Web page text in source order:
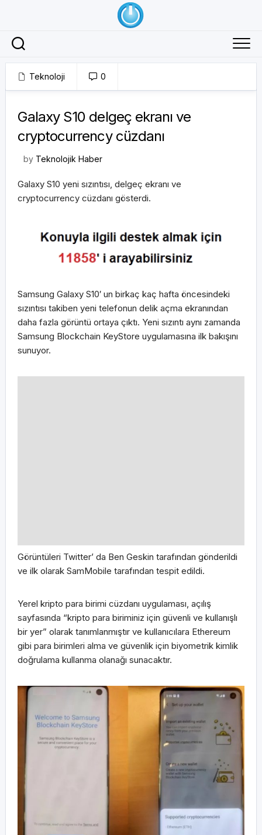
Teknoloji 0
Galaxy S10 delgeç ekranı ve
cryptocurrency cüzdanı
by Teknolojik Haber
Galaxy S10 yeni sızıntısı, delgeç ekranı ve
cryptocurrency cüzdanı gösterdi.
Samsung Galaxy S10′ un birkaç kaç hafta öncesindeki
sızıntısı takiben yeni telefonun delik açma ekranından
daha fazla görüntü ortaya çıktı. Yeni sızıntı aynı zamanda
Samsung Blockchain KeyStore uygulamasına ilk bakışını
sunuyor.
Görüntüleri Twitter’ da Ben Geskin tarafından gönderildi
ve ilk olarak SamMobile tarafından tespit edildi.
Yerel kripto para birimi cüzdanı uygulaması, açılış
sayfasında “kripto para biriminiz için güvenli ve kullanışlı
bir yer” olarak tanımlanmıştır ve kullanıcılara Ethereum
gibi para birimleri alma ve güvenlik için biyometrik kimlik
doğrulama kullanma olanağı sunacaktır.